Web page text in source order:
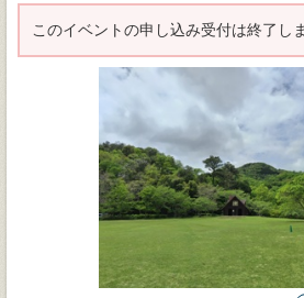
このイベントの申し込み受付は終了し